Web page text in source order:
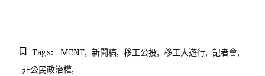
Tags: MENT 新聞稿 移工公投 移工大遊行
記者會
非公民政治權